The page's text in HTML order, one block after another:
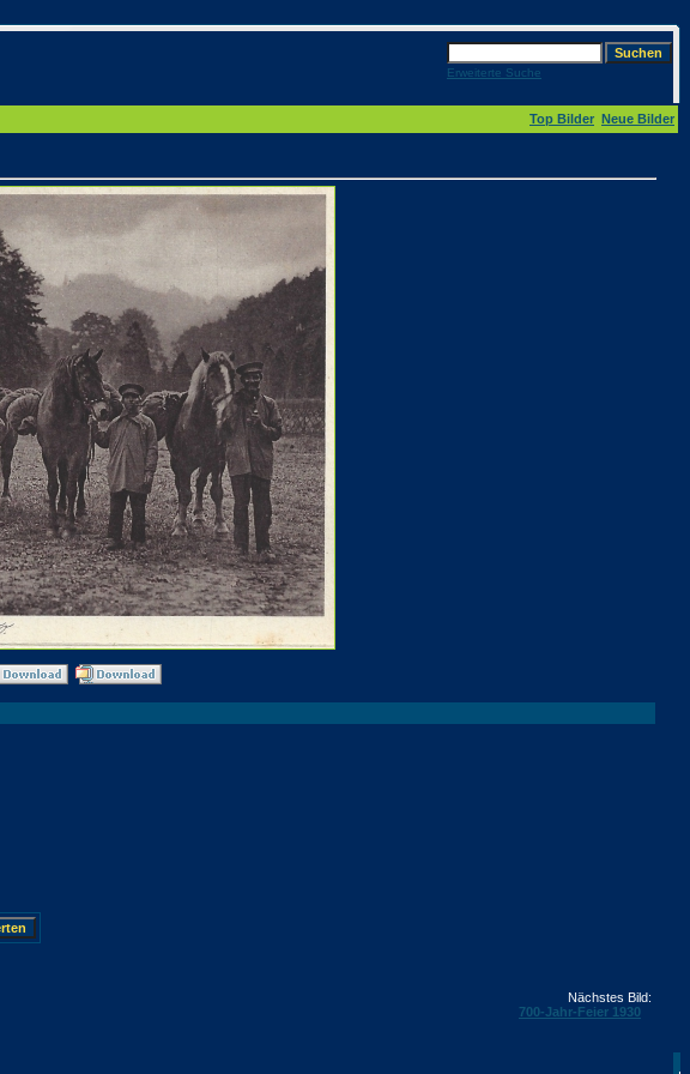
Erweiterte Suche
Top Bilder Neue Bilder
Nächstes Bild:
700-Jahr-Feier 1930